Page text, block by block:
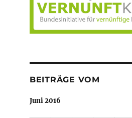
BEITRÄGE VOM
Juni 2016